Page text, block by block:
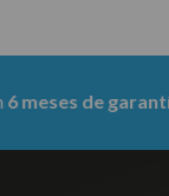
de garantía